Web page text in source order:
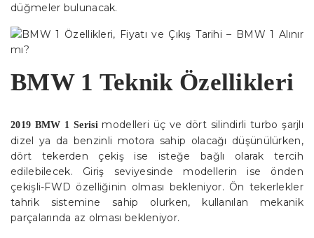
düğmeler bulunacak.
BMW 1 Teknik Özellikleri
2019 BMW 1 Serisimodelleri üç ve dört silindirli turbo şarjlı
dizel ya da benzinli motora sahip olacağı düşünülürken,
dört tekerden çekiş ise isteğe bağlı olarak tercih
edilebilecek. Giriş seviyesinde modellerin ise önden
çekişli-FWD özelliğinin olması bekleniyor. Ön tekerlekler
tahrik sistemine sahip olurken, kullanılan mekanik
parçalarında az olması bekleniyor.